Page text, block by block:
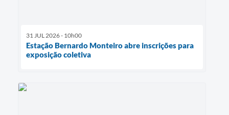
31 JUL 2026 - 10h00
Estação Bernardo Monteiro abre inscrições para
exposição coletiva